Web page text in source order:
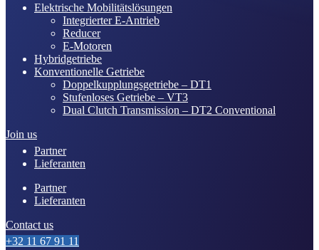
Elektrische Mobilitätslösungen
Integrierter E-Antrieb
Reducer
E-Motoren
Hybridgetriebe
Konventionelle Getriebe
Doppelkupplungsgetriebe – DT1
Stufenloses Getriebe – VT3
Dual Clutch Transmission – DT2 Conventional
Join us
Partner
Lieferanten
Partner
Lieferanten
Contact us
+32 11 67 91 11